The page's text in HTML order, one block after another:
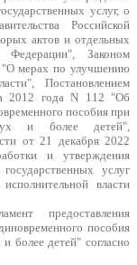
услуг, о
Российской
актов и отдельных
Федерации", Законом
"О мерах по улучшению
Постановлением
2012 года N 112 "Об
пособия при
и более детей",
от 21 декабря 2022
и утверждения
услуг
власти
предоставления
пособия
более детей" согласно